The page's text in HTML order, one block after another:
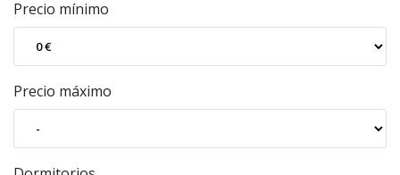
Precio mínimo
Precio máximo